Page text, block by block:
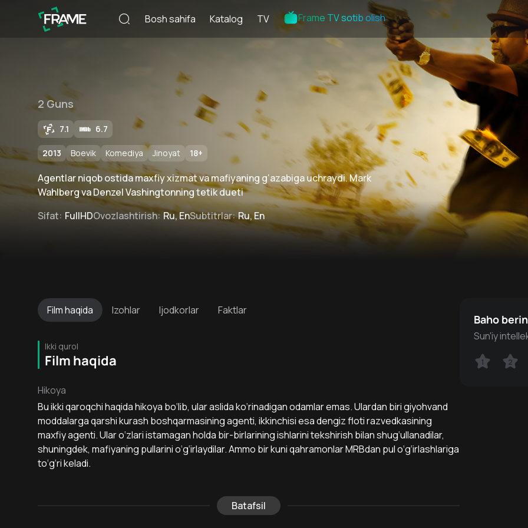
Bosh sahifa Katalog TV Frame TV sotib olish
2 Guns
7.1 6.7
2013 Boevik Komediya Jinoyat 18+
Agentlar niqob ostida maxfiy xizmat va mafiyaning g‘azabiga uchraydi. Mark
Wahlberg va Denzel Vashingtonning tetik dueti
Sifat: FullHDOvozlashtirish: Ru, EnSubtitrlar: Ru, En
Filmhaqida Izohlar Ijodkorlar Faktlar
Ikki qurol
Film haqida
Hikoya
Bu ikki qaroqchi haqida hikoya bo‘lib, ular aslida ko‘rinadigan odamlar emas. Ulardan biri giyohvand
moddalarga qarshi kurash boshqarmasining agenti, ikkinchisi esa dengiz floti razvedkasining
maxfiy agenti. Ular o‘zlari istamagan holda bir-birlarining ishlarini tekshirish bilan shug‘ullanadilar,
shuningdek, mafiyaning pullarini o‘g‘irlaydilar. Ammo bir kuni qahramonlar MRBdan pul o‘g‘irlashlariga
to‘g‘ri keladi.
Batafsil
Baho
Sun'iy
1 2
1 2